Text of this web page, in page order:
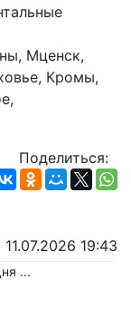
Кромы,
Поделиться:
11.07.2026 19:43
...